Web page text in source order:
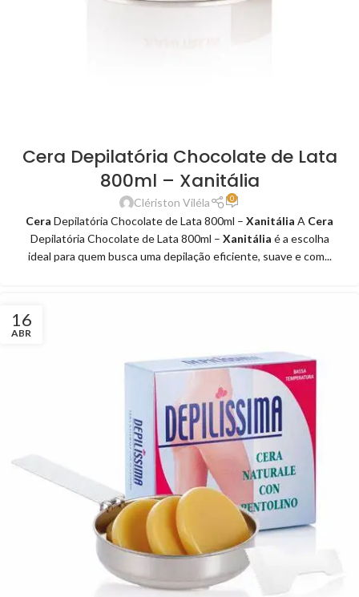
Cera Depilatória Chocolate de Lata
800ml – Xanitália
Clériston Viléla 0
Cera Depilatória Chocolate de Lata 800ml – Xanitália A Cera
Depilatória Chocolate de Lata 800ml – Xanitália é a escolha
ideal para quem busca uma depilação eficiente, suave e com...
16
ABR